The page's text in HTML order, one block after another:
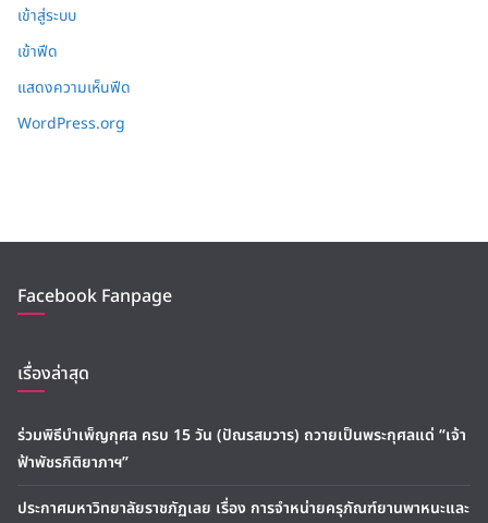
เข้าสู่ระบบ
เข้าฟีด
แสดงความเห็นฟีด
WordPress.org
Facebook Fanpage
เรื่องล่าสุด
ร่วมพิธีบำเพ็ญกุศล ครบ 15 วัน (ปัณรสมวาร) ถวายเป็นพระกุศลแด่ “เจ้า
ฟ้าพัชรกิติยาภาฯ”
ประกาศมหาวิทยาลัยราชภัฏเลย เรื่อง การจำหน่ายครุภัณฑ์ยานพาหนะและ